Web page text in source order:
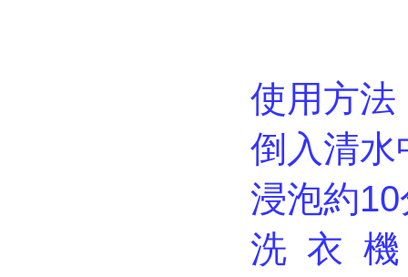
使用方法
倒入清水
浸泡約
洗 衣 機